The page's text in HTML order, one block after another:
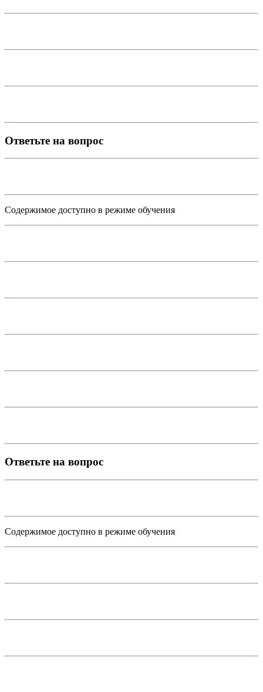
Ответьте на вопрос
Содержимое доступно в режиме обучения
Ответьте на вопрос
Содержимое доступно в режиме обучения